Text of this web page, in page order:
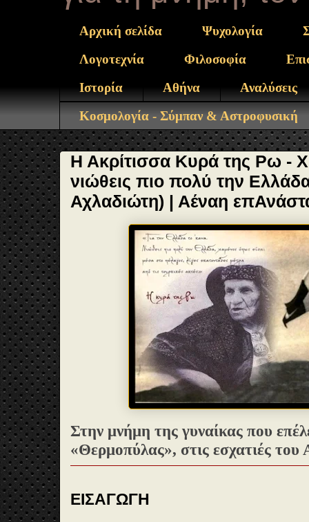
Αρχική σελίδα Ψυχολογία
Λογοτεχνία
Φιλοσοφία
Ιστορία
Αθήνα
Αναλύσεις
Κοσμολογία - Σύμπαν & Αστροφυσική
Η Ακρίτισσα Κυρά της Ρω -
νιώθεις πιο πολύ την
Αχλαδιώτη) | Αέναη
Στην μνήμη της γυναίκας που
«Θερμοπύλας», στις εσχατιές του
ΕΙΣΑΓΩΓΗ